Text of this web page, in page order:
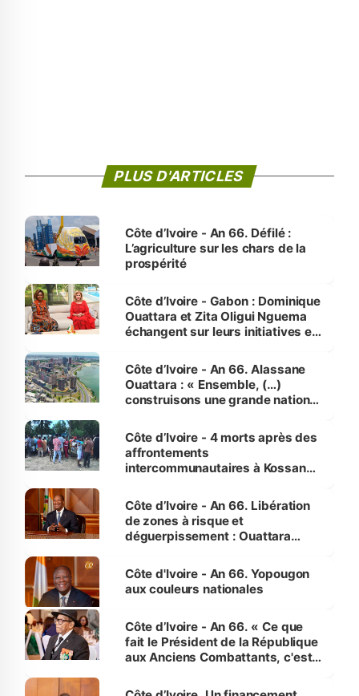
PLUS D'ARTICLES
Côte d’Ivoire - An 66. Défilé :
L’agriculture sur les chars de la
prospérité
Côte d’Ivoire - Gabon : Dominique
Ouattara et Zita Oligui Nguema
échangent sur leurs initiatives en
enfants
Côte d’Ivoire - An 66. Alassane
Ouattara : « Ensemble, (…)
construisons une grande nation
générations futures »
Côte d’Ivoire - 4 morts après des
affrontements
intercommunautaires à Kossandji
milieu des sinistrés
Côte d’Ivoire - An 66. Libération
de zones à risque et
déguerpissement : Ouattara
l'Etat de droit pour préserver les
vies humaines »
Côte d'Ivoire - An 66. Yopougon
aux couleurs nationales
Côte d’Ivoire - An 66. « Ce que
fait le Président de la République
aux Anciens Combattants, c'est